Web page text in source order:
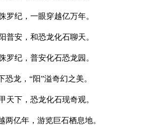
罗纪，一眼穿越亿万年。
普安，和恐龙化石聊天。
罗纪，普安化石恐龙园。
恐龙，“阳”溢奇幻之美。
天下，恐龙化石现奇观。
两亿年，游览巨石栖息地。